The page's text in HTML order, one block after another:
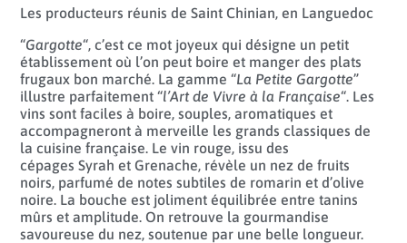
Les producteurs réunis de Saint Chinian, en Languedoc
“Gargotte“, c’est ce mot joyeux qui désigne un petit
établissement où l’on peut boire et manger des plats
frugaux bon marché. La gamme “La Petite Gargotte”
illustre parfaitement “l’Art de Vivre à la Française“. Les
vins sont faciles à boire, souples, aromatiques et
accompagneront à merveille les grands classiques de
la cuisine française. Le vin rouge, issu des
cépages Syrah et Grenache, révèle un nez de fruits
noirs, parfumé de notes subtiles de romarin et d’olive
noire. La bouche est joliment équilibrée entre tanins
mûrs et amplitude. On retrouve la gourmandise
savoureuse du nez, soutenue par une belle longueur.